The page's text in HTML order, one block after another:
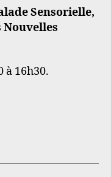
le
samedi
21
Sensorielle,
Nouvelles
à 16h30.